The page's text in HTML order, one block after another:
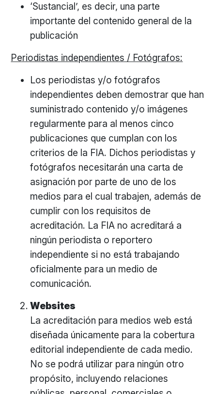
‘Sustancial’, es decir, una parte
importante del contenido general de la
publicación
Periodistas independientes / Fotógrafos:
Los periodistas y/o fotógrafos
independientes deben demostrar que han
suministrado contenido y/o imágenes
regularmente para al menos cinco
publicaciones que cumplan con los
criterios de la FIA. Dichos periodistas y
fotógrafos necesitarán una carta de
asignación por parte de uno de los
medios para el cual trabajen, además de
cumplir con los requisitos de
acreditación. La FIA no acreditará a
ningún periodista o reportero
independiente si no está trabajando
oficialmente para un medio de
comunicación.
Websites
La acreditación para medios web está
diseñada únicamente para la cobertura
editorial independiente de cada medio.
No se podrá utilizar para ningún otro
propósito, incluyendo relaciones